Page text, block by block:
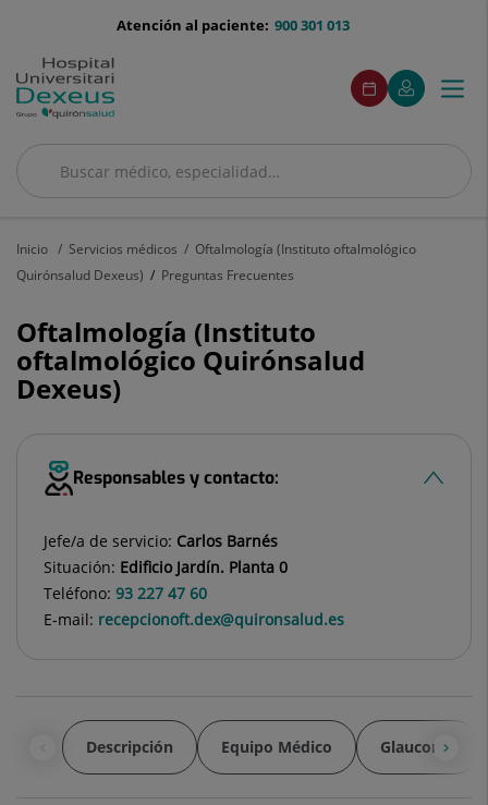
menu-
900 301 013
Atención al paciente:
Buscar
Buscar
menú
acceso
Pedir
cita
Este
enlace
se
una
Mi
Quirónsalud
Este
enlace
se
una
ventana
Menú
Inicio Servicios médicos
Oftalmología (Instituto oftalmológico
Quirónsalud Dexeus)
Preguntas Frecuentes
Oftalmología (Instituto
oftalmológico Quirónsalud
Dexeus)
Responsables y contacto:
Jefe/a de servicio: Carlos Barnés
Situación: Edificio Jardín. Planta 0
Teléfono: 93 227 47 60
E-mail: recepcionoft.dex@quironsalud.es
Descripción Equipo Médico Glaucoma